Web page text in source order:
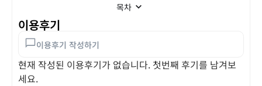
목차
이용후기
이용후기 작성하기
현재 작성된 이용후기가 없습니다. 첫번째 후기를 남겨보
세요.